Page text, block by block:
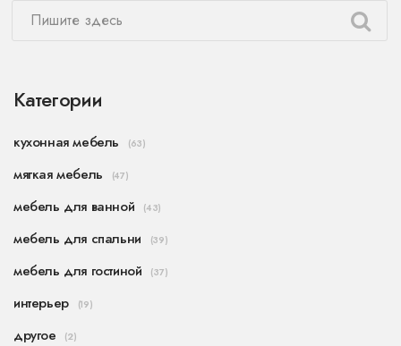
Категории
кухонная мебель (63)
мягкая мебель (47)
мебель для ванной (43)
мебель для спальни (39)
мебель для гостиной (37)
интерьер (19)
другое (2)